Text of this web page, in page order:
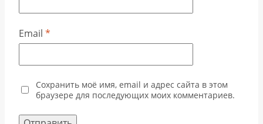
Email *
Сохранить моё имя, email и адрес сайта в этом
браузере для последующих моих комментариев.